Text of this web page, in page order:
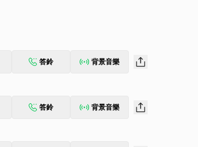
答鈴 背景音樂
答鈴 背景音樂